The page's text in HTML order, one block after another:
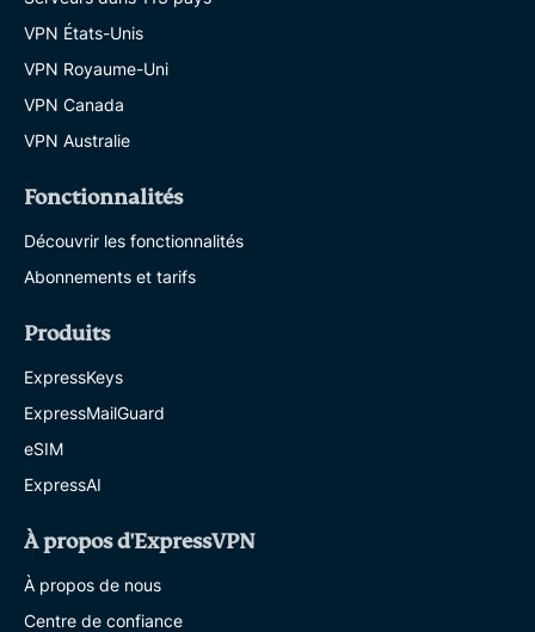
VPN États-Unis
VPN Royaume-Uni
VPN Canada
VPN Australie
Fonctionnalités
Découvrir les fonctionnalités
Abonnements et tarifs
Produits
ExpressKeys
ExpressMailGuard
eSIM
ExpressAI
À propos d'ExpressVPN
À propos de nous
Centre de confiance